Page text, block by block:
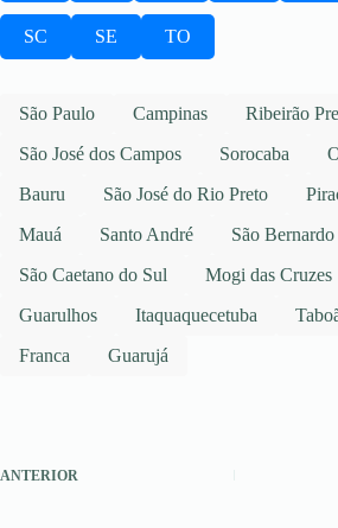
SC SE TO
São Paulo Campinas Ribeirão
São José dos Campos
Sorocaba
Bauru
São José do Rio Preto
Mauá
Santo André
São
São Caetano do Sul
Mogi das Cruzes
Guarulhos
Itaquaquecetuba
Franca
Guarujá
ANTERIOR